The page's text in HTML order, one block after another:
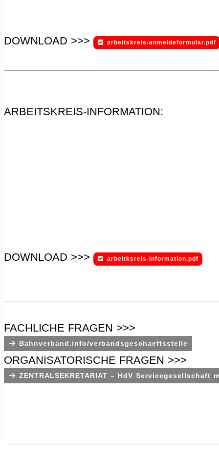
DOWNLOAD >>> arbeitskreis-anmeldeformular.pdf
ARBEITSKREIS-INFORMATION:
DOWNLOAD >>> arbeitksreis-information.pdf
FACHLICHE FRAGEN >>>
Bahnverband.info/verbandsgeschaeftsstelle
ORGANISATORISCHE FRAGEN >>>
ZENTRALSEKRETARIAT – HdV Servicegesellschaft